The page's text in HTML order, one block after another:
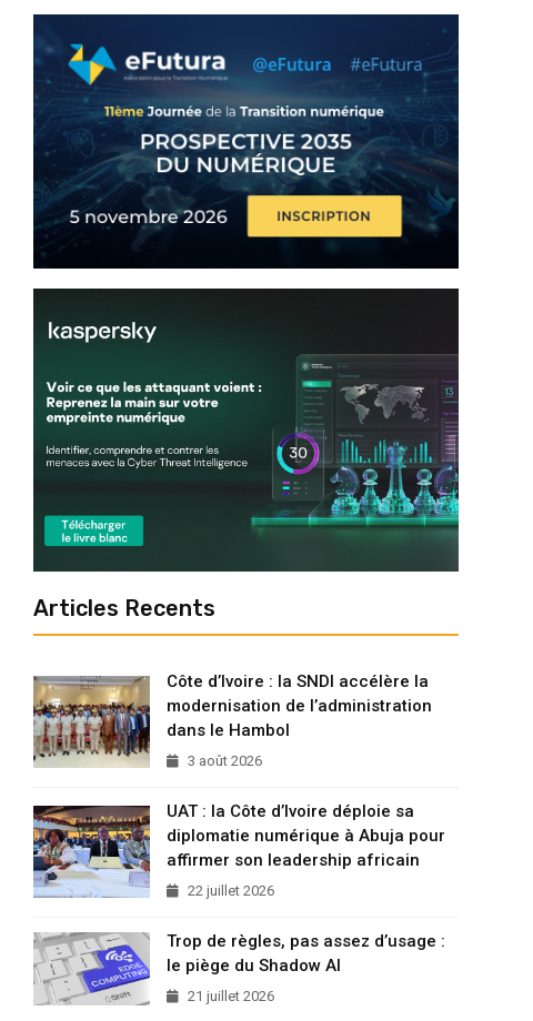
Articles Recents
Côte d’Ivoire : la SNDI accélère la
modernisation de l’administration
dans le Hambol
3 août 2026
UAT : la Côte d’Ivoire déploie sa
diplomatie numérique à Abuja pour
affirmer son leadership africain
22 juillet 2026
Trop de règles, pas assez d’usage :
le piège du Shadow AI
21 juillet 2026